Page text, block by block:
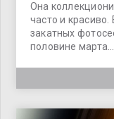
Она
часто и
закатных
половине марта…